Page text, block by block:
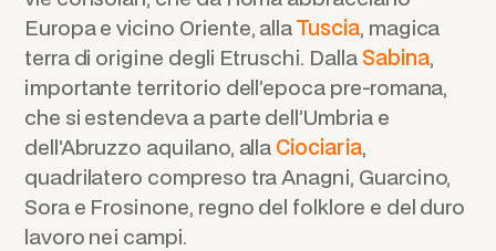
Europa e vicino Oriente, allaTuscia, magica
terra di origine degli Etruschi. Dalla Sabina,
importante territorio dell’epoca pre-romana,
che si estendeva a parte dell’Umbria e
dell’Abruzzo aquilano, alla Ciociaria,
quadrilatero compreso tra Anagni, Guarcino,
Sora e Frosinone, regno del folklore e del duro
lavoro nei campi.